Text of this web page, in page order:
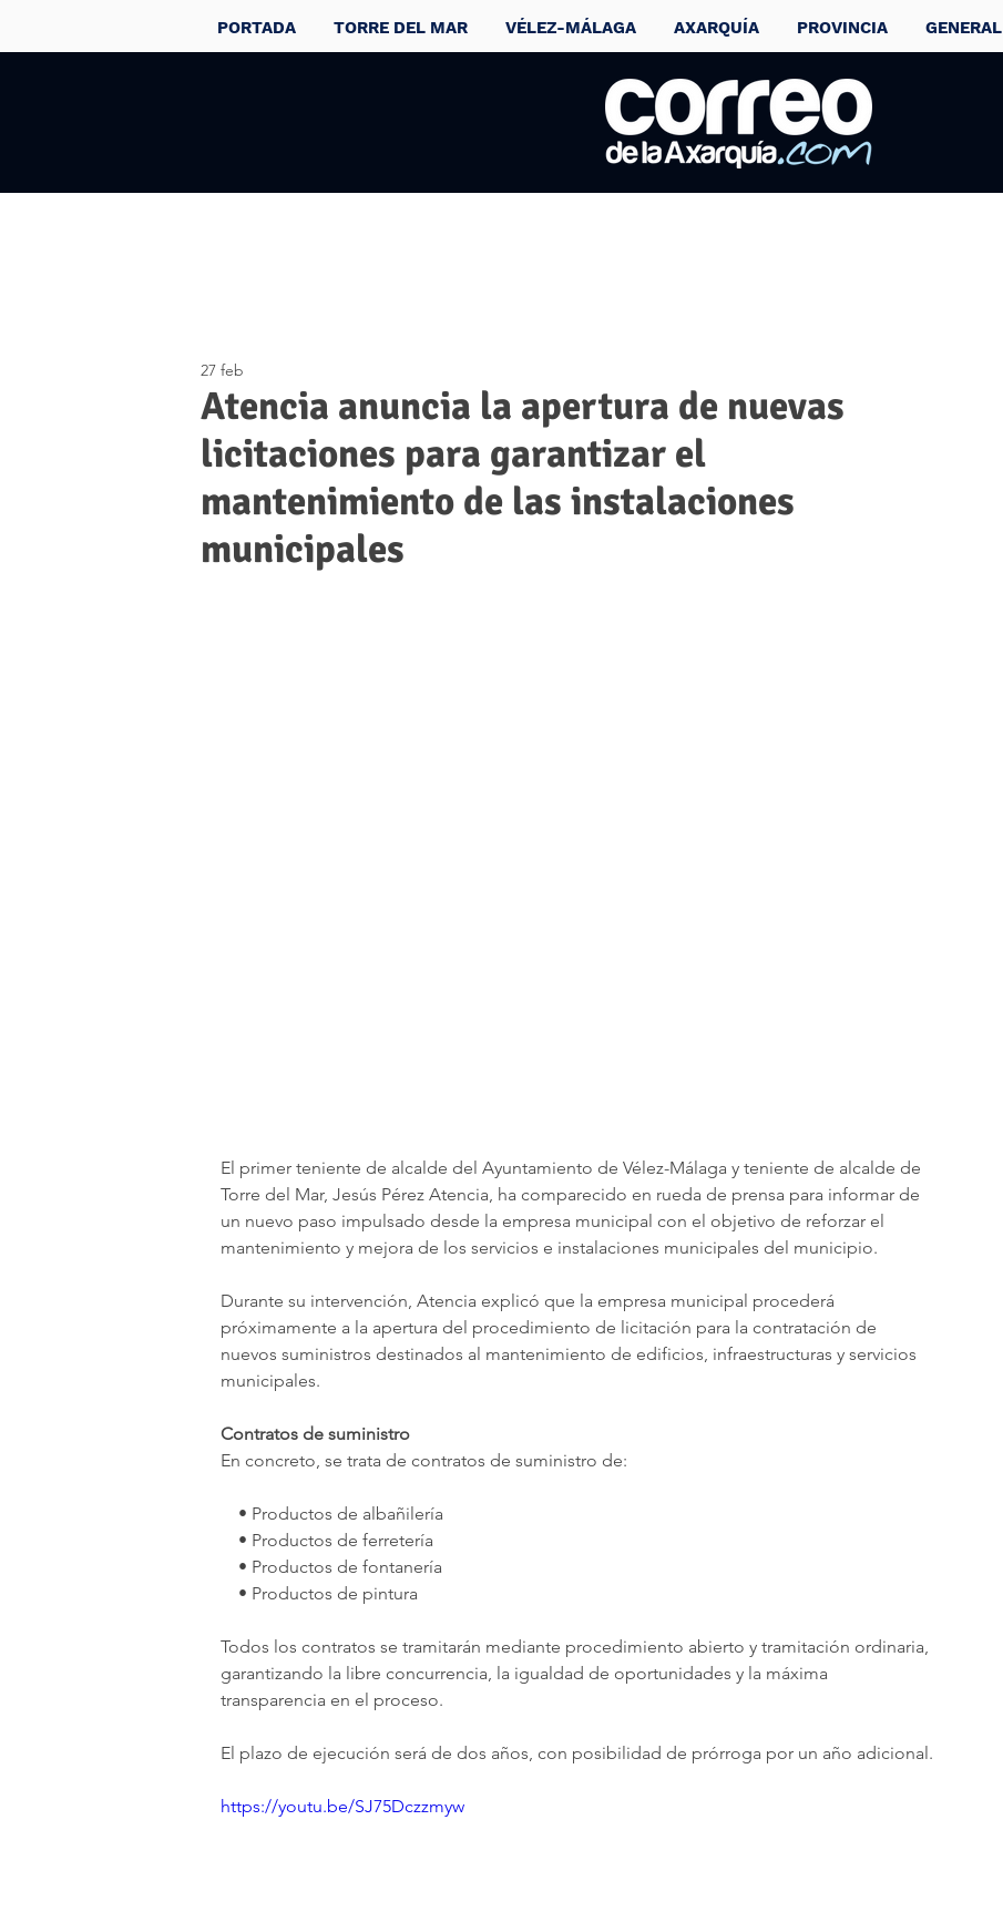
PORTADA TORRE DEL MAR VÉLEZ-MÁLAGA AXARQUÍA PROVINCIA GENERAL
Atencia anuncia la apertura de nuevas
licitaciones para garantizar el
mantenimiento de las instalaciones
municipales
27 feb
El primer teniente de alcalde del Ayuntamiento de Vélez-Málaga y teniente de alcalde de
Torre del Mar, Jesús Pérez Atencia, ha comparecido en rueda de prensa para informar de
un nuevo paso impulsado desde la empresa municipal con el objetivo de reforzar el
mantenimiento y mejora de los servicios e instalaciones municipales del municipio.
Durante su intervención, Atencia explicó que la empresa municipal procederá
próximamente a la apertura del procedimiento de licitación para la contratación de
nuevos suministros destinados al mantenimiento de edificios, infraestructuras y servicios
municipales.
Contratos de suministro
En concreto, se trata de contratos de suministro de:
    • Productos de albañilería
    • Productos de ferretería
    • Productos de fontanería
    • Productos de pintura
Todos los contratos se tramitarán mediante procedimiento abierto y tramitación ordinaria,
garantizando la libre concurrencia, la igualdad de oportunidades y la máxima
transparencia en el proceso.
El plazo de ejecución será de dos años, con posibilidad de prórroga por un año adicional.
https://youtu.be/SJ75Dczzmyw